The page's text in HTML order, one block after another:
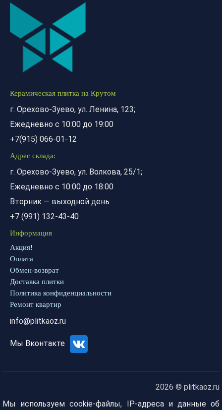
Керамическая плитка на Крутом
г. Орехово-Зуево, ул. Ленина, 123;
Ежедневно с 10:00 до 19:00
+7(915) 066-01-12
Адрес склада:
г. Орехово-Зуево, ул. Волкова, 25/1;
Ежедневно с 10:00 до 18:00
Вторник — выходной день
+7 (991) 132-43-40
Информация
Акция!
Оплата
Обмен-возврат
Доставка плитки
Политика конфиденциальности
Ремонт квартир
info@plitkaoz.ru
Мы Вконтакте
2026 © plitkaoz.ru
Мы используем cookie-файлы, IP-адреса и данные об